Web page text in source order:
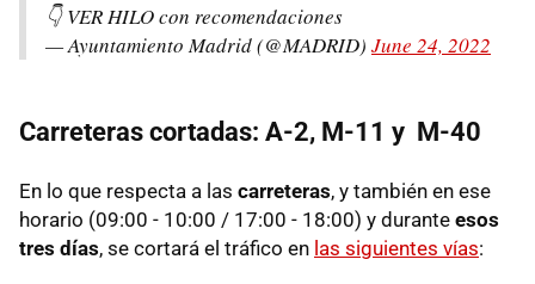
👇 VER HILO con recomendaciones
— Ayuntamiento Madrid (@MADRID) June 24, 2022
Carreteras cortadas: A-2, M-11 y M-40
En lo que respecta a las carreteras, y también en ese
horario (09:00 - 10:00 / 17:00 - 18:00) y durante esos
tres días, se cortará el tráfico en las siguientes vías: